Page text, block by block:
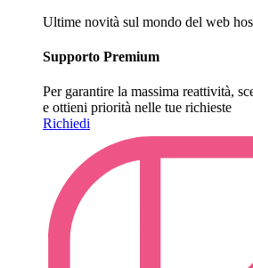
Ultime novità sul mondo del web
Supporto Premium
Per garantire la massima reattività,
e ottieni priorità nelle tue richieste
Richiedi